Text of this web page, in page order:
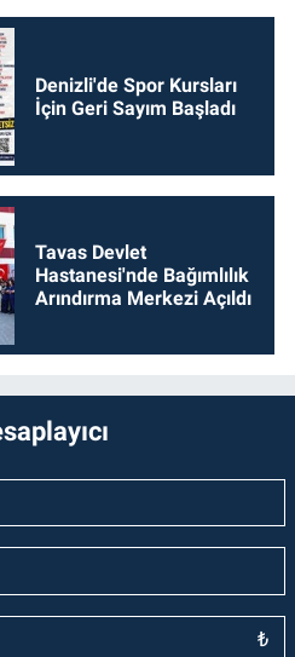
Denizli'de Spor Kursları
İçin Geri Sayım Başladı
Tavas Devlet
Hastanesi'nde Bağımlılık
Arındırma Merkezi Açıldı
₺